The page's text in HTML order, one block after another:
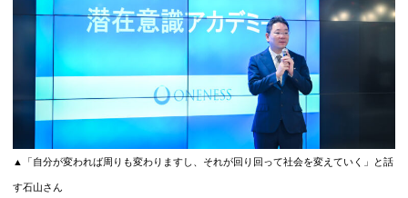
▲「自分が変われば周りも変わりますし、それが回り回って社会を変えていく」と話
す石山さん